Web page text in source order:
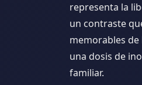
representa la
un contraste
memorables de
una dosis de
familiar.